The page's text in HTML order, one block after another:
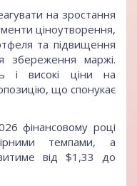
на зростання
ціноутворення,
та підвищення
збереження маржі.
і високі ціни на
що спонукає
фінансовому році
темпами, а
від $1,33 до